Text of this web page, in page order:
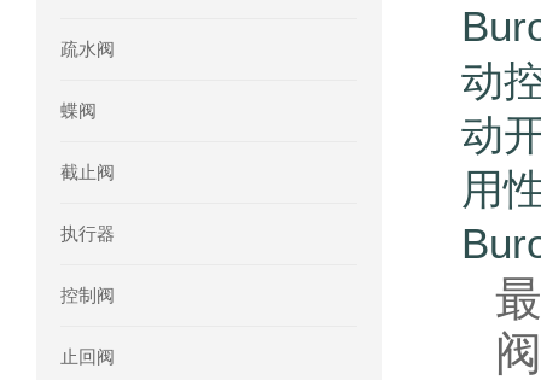
疏水阀
蝶阀
截止阀
执行器
控制阀
止回阀
动
动
用